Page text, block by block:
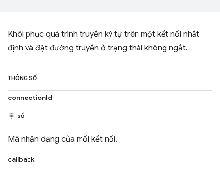
Khôi phục quá trình truyền ký tự trên một kết nối nhất
định và đặt đường truyền ở trạng thái không ngắt.
THÔNG SỐ
connectionId
số
Mã nhận dạng của mối kết nối.
callback